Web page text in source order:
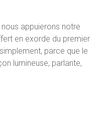
appuierons notre
en exorde du premier
parce que le
lumineuse, parlante,